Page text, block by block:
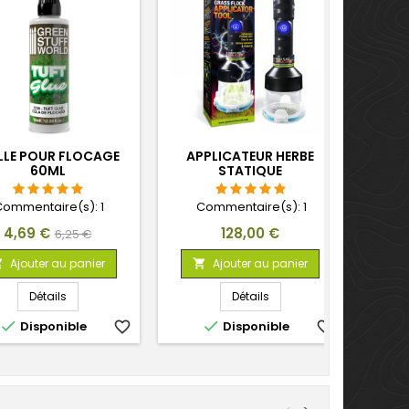
POUR FLOCAGE
60ML
1
Prix
4,69 € Prix
de
base
6,25 €
Ajouter au panier
Détails
 Disponible favorite_border
APPLICATEUR HERBE
STATIQUE
Commentaire(s): 1
Prix
128,00 €
 Ajouter au panier
Détails
 Disponible favorite_border